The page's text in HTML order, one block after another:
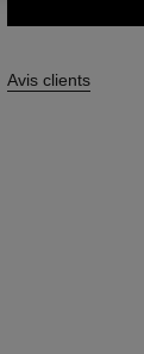
Avis clients